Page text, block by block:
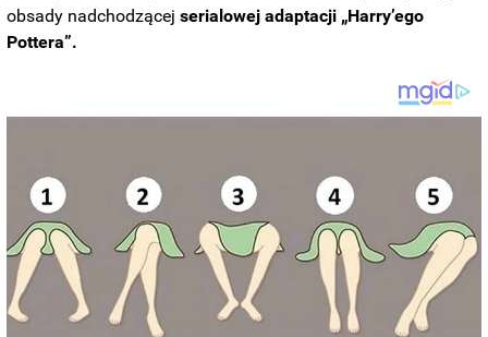
obsady nadchodzącejserialowej adaptacji „Harry’ego
Pottera”.